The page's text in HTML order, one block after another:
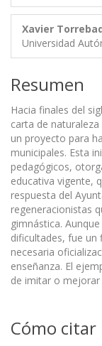
Xavier
Universidad
Resumen
Hacia finales del
carta de
un proyecto para
municipales. Esta
pedagógicos,
educativa vigente,
respuesta del
regeneracionistas
gimnástica.
dificultades, fue un
necesaria
enseñanza. El
de imitar o
Cómo citar